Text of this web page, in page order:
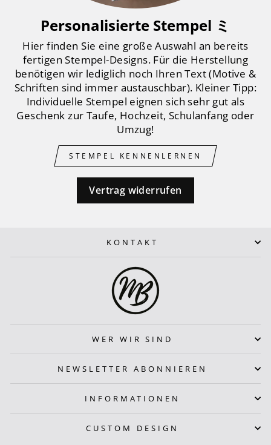
Personalisierte Stempel ミ
Hier finden Sie eine große Auswahl an bereits
fertigen Stempel-Designs. Für die Herstellung
benötigen wir lediglich noch Ihren Text (Motive &
Schriften sind immer austauschbar). Kleiner Tipp:
Individuelle Stempel eignen sich sehr gut als
Geschenk zur Taufe, Hochzeit, Schulanfang oder
Umzug!
STEMPEL KENNENLERNEN
Vertrag widerrufen
KONTAKT
WER WIR SIND
NEWSLETTER ABONNIEREN
INFORMATIONEN
CUSTOM DESIGN